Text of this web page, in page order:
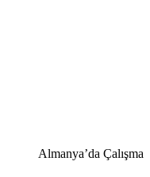
Almanya’da Çalışma